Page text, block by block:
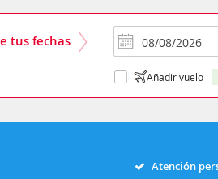
tus fechas
Añadir vuelo
Atención